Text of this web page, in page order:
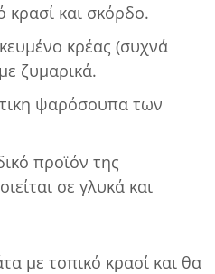
και σκόρδο.
κρέας (συχνά
ζυμαρικά.
ψαρόσουπα των
προϊόν της
σε γλυκά και
με τοπικό κρασί και θα